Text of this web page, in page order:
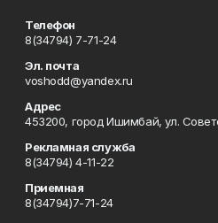
Телефон
8(34794) 7-71-24
Эл. почта
voshodd@yandex.ru
Адрес
453200, город Ишимбай, ул.
Рекламная служба
8(34794) 4-11-22
Приемная
8(34794)7-71-24